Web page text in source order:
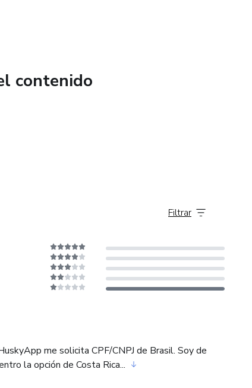
contenido
Filtrar
me solicita CPF/CNPJ de Brasil. Soy de
la opción de Costa Rica...